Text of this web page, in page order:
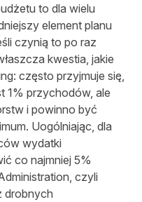
to dla wielu
element planu
czynią to po raz
kwestia, jakie
często przyjmuje się,
1% przychodów, ale
i powinno być
Uogólniając, dla
wydatki
co najmniej 5%
czyli
drobnych